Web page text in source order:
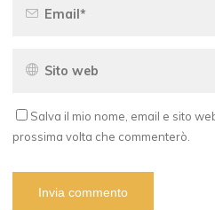
Salva il mio nome, email e sito
prossima volta che commenterò.